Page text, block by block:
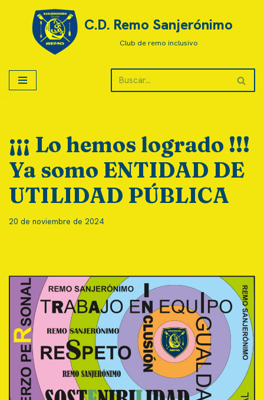
C.D. Remo Sanjerónimo
Club de remo inclusivo
¡¡¡ Lo hemos logrado !!!
Ya somo ENTIDAD DE
UTILIDAD PÚBLICA
20 de noviembre de 2024